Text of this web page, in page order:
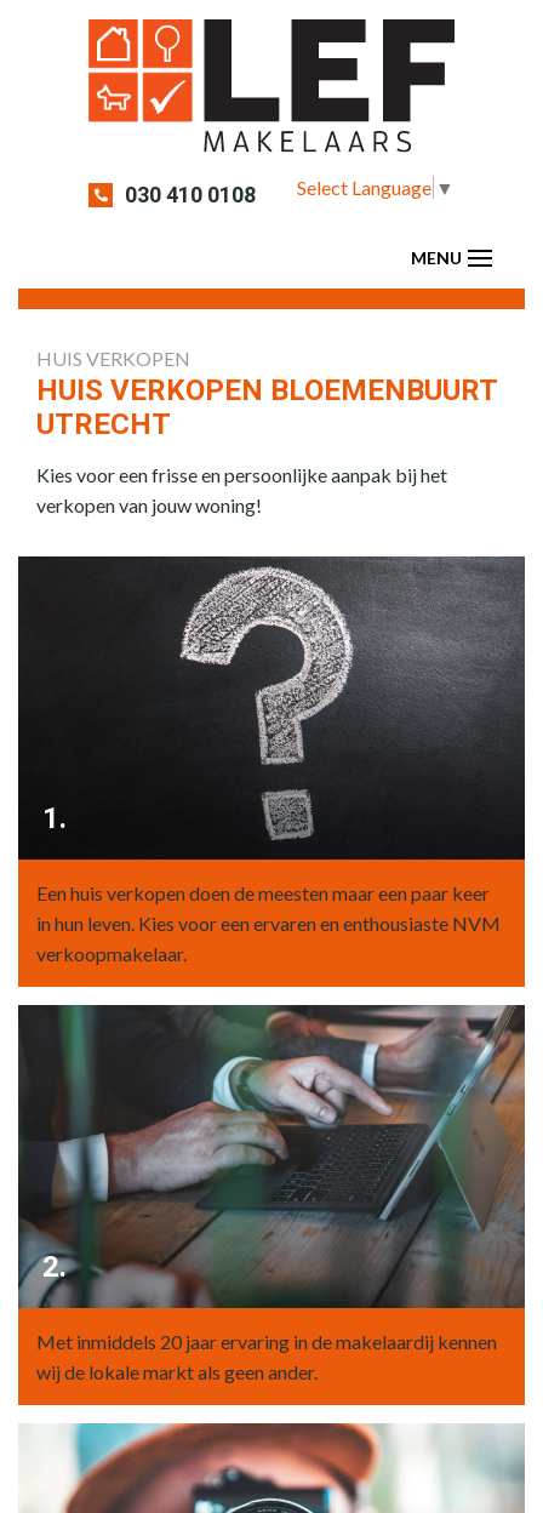
030 410 0108 Select Language ▼
HUIS VERKOPEN
HUIS VERKOPEN BLOEMENBUURT
UTRECHT
Kies voor een frisse en persoonlijke aanpak bij het
verkopen van jouw woning!
1.
Een huis verkopen doen de meesten maar een paar keer
in hun leven. Kies voor een ervaren en enthousiaste NVM
verkoopmakelaar.
2.
Met inmiddels 20 jaar ervaring in de makelaardij kennen
wij de lokale markt als geen ander.